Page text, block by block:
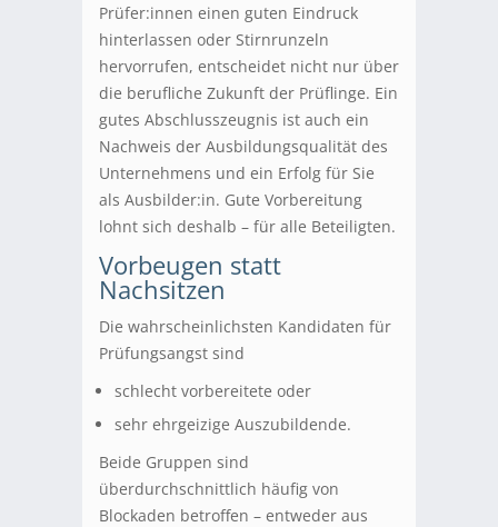
Prüfer:innen einen guten Eindruck
hinterlassen oder Stirnrunzeln
hervorrufen, entscheidet nicht nur über
die berufliche Zukunft der Prüflinge. Ein
gutes Abschlusszeugnis ist auch ein
Nachweis der Ausbildungsqualität des
Unternehmens und ein Erfolg für Sie
als Ausbilder:in. Gute Vorbereitung
lohnt sich deshalb – für alle Beteiligten.
Vorbeugen statt
Nachsitzen
Die wahrscheinlichsten Kandidaten für
Prüfungsangst sind
schlecht vorbereitete oder
sehr ehrgeizige Auszubildende.
Beide Gruppen sind
überdurchschnittlich häufig von
Blockaden betroffen – entweder aus